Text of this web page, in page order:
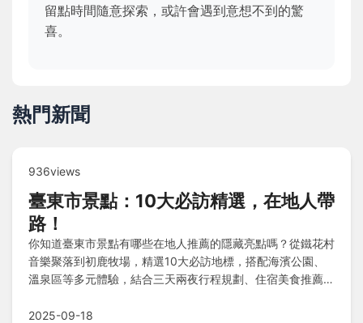
留點時間隨意探索，或許會遇到意想不到的驚
喜。
熱門新聞
936views
臺東市景點：10大必訪精選，在地人帶
路！
你知道臺東市景點有哪些在地人推薦的隱藏亮點嗎？從鐵花村
音樂聚落到初鹿牧場，精選10大必訪地標，搭配海濱公園、
溫泉區等多元體驗，結合三天兩夜行程規劃、住宿美食推薦，
2025-09-18